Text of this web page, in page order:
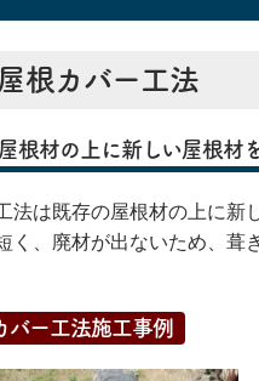
屋根カバー工法
根材の上に新しい屋根材
法は既存の屋根材の上に新
く、廃材が出ないため、葺
バー工法施工事例